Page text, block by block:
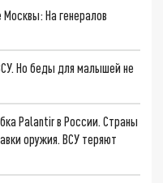
На генералов
Но беды для малышей не
Palantir в России. Страны
оружия. ВСУ теряют